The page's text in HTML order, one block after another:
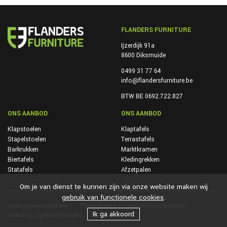
FLANDERS FURNITURE
Ijzerdijk 91a
8600 Diksmuide
0499 31 77 64
info@flandersfurniture.be
BTW BE 0692.722.827
ONS AANBOD
Klapstoelen
Stapelstoelen
Barkrukken
Biertafels
Statafels
ONS AANBOD
Klaptafels
Terrastafels
Marktkramen
Kledingrekken
Afzetpalen
Privacybeleid en gebruiksvoorwaarden
Om je van dienst te kunnen zijn via onze website maken wij
gebruik van functionele cookies.
Ik ga akkoord